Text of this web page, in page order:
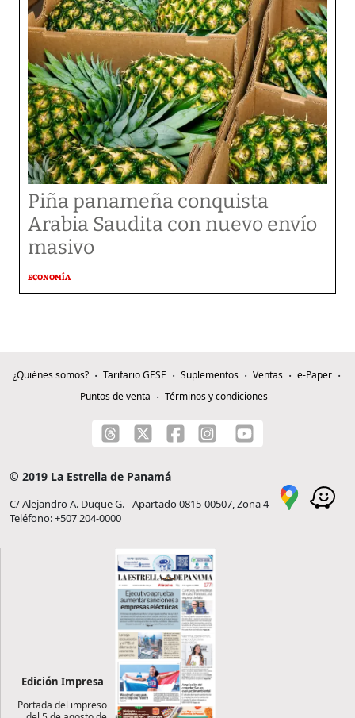
Piña panameña conquista
Arabia Saudita con nuevo envío
masivo
ECONOMÍA
¿Quiénes somos? Tarifario GESE Suplementos Ventas
e-Paper
Puntos de venta
Términos y condiciones
© 2019 La Estrella de Panamá
C/ Alejandro A. Duque G. - Apartado 0815-00507, Zona 4
Teléfono: +507 204-0000
Edición Impresa
Portada del impreso